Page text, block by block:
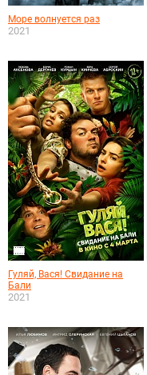
Море волнуется раз
2021
Гуляй, Вася! Свидание на
Бали
2021